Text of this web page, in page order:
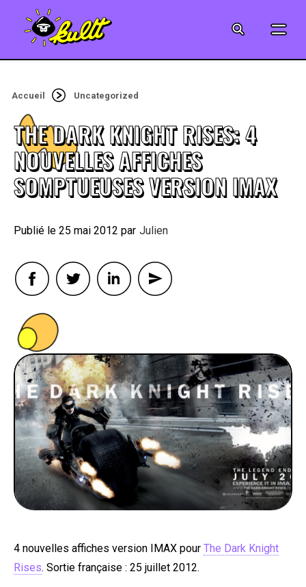
MUSIQUE
CRÉATION
ART
JEUX-VIDÉO
VINTAGE
FOOD
BONS PLANS
SOUTENEZ KULTT
Accueil Uncategorized
THE DARK KNIGHT RISES: 4
NOUVELLES AFFICHES
SOMPTUEUSES VERSION IMAX
25 mai 2012 By Julien
4 nouvelles affiches version IMAX pour The Dark Knight
Rises. Sortie française : 25 juillet 2012.